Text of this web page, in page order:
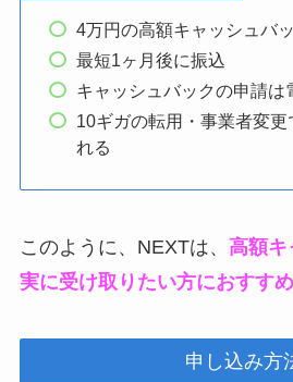
4万円の高額キャッシュバ
最短1ヶ月後に振込
キャッシュバックの申請は
10ギガの転用・事業者変
れる
このように、NEXTは、 高額キ
実に受け取りたい方におすす
申し込み方